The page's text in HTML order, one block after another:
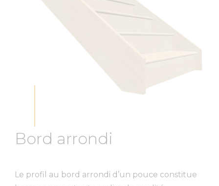
Bord arrondi
Le profil au bord arrondi d’un pouce constitue